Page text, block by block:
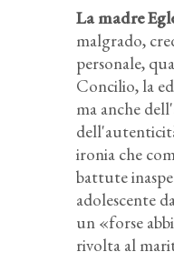
La madre
malgrado,
personale,
Concilio, la
ma anche
ironia che
battute
adolescente
un «forse
rivolta al